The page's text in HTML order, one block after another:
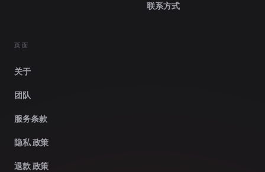
联系方式
页面
关于
团队
服务条款
隐私 政策
退款 政策